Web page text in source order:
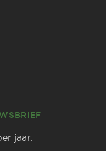
jaar.